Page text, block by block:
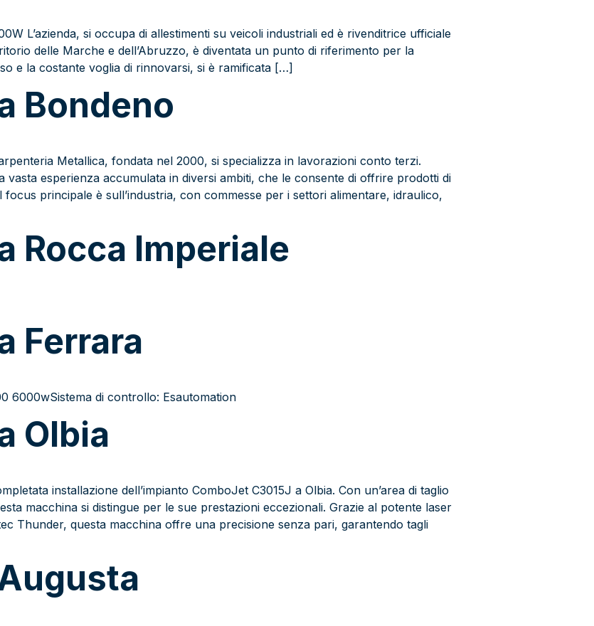
L’azienda, si occupa di allestimenti su veicoli industriali ed è rivenditrice ufficiale
delle Marche e dell’Abruzzo, è diventata un punto di riferimento per la
e la costante voglia di rinnovarsi, si è ramificata […]
Bondeno
Metallica, fondata nel 2000, si specializza in lavorazioni conto terzi.
vasta esperienza accumulata in diversi ambiti, che le consente di offrire prodotti di
principale è sull’industria, con commesse per i settori alimentare, idraulico,
Rocca Imperiale
Ferrara
6000wSistema di controllo: Esautomation
Olbia
installazione dell’impianto ComboJet C3015J a Olbia. Con un’area di taglio
macchina si distingue per le sue prestazioni eccezionali. Grazie al potente laser
Thunder, questa macchina offre una precisione senza pari, garantendo tagli